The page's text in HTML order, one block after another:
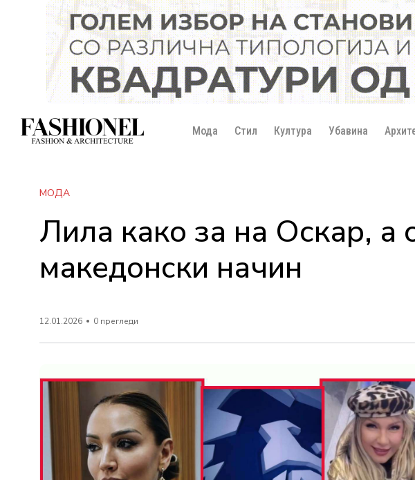
Мода Стил Култура Убавина
МОДА
Лила како за на Оскар, а
македонски начин
12.01.2026 0 прегледи